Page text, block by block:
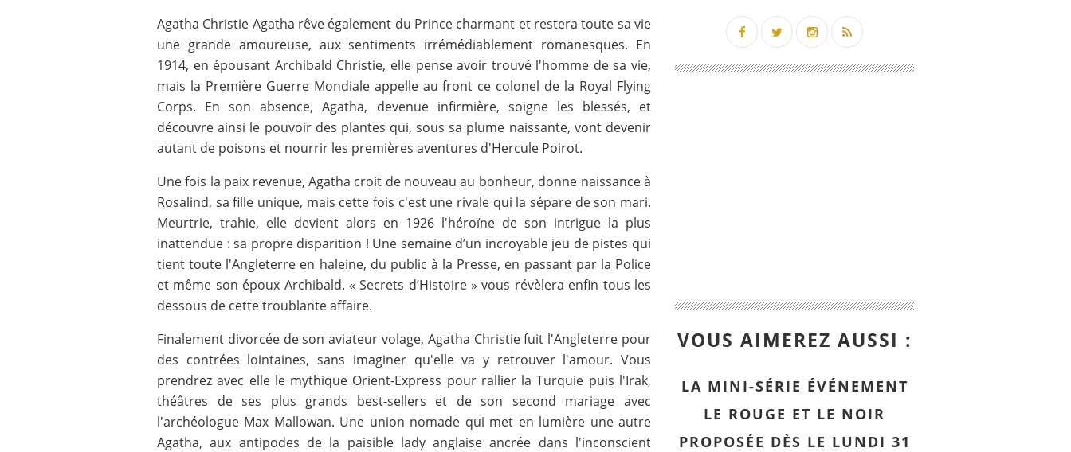
Agatha Christie Agatha rêve également du Prince charmant et restera toute sa vie
une grande amoureuse, aux sentiments irrémédiablement romanesques. En
1914, en épousant Archibald Christie, elle pense avoir trouvé l'homme de sa vie,
mais la Première Guerre Mondiale appelle au front ce colonel de la Royal Flying
Corps. En son absence, Agatha, devenue infirmière, soigne les blessés, et
découvre ainsi le pouvoir des plantes qui, sous sa plume naissante, vont devenir
autant de poisons et nourrir les premières aventures d'Hercule Poirot.
Une fois la paix revenue, Agatha croit de nouveau au bonheur, donne naissance à
Rosalind, sa fille unique, mais cette fois c'est une rivale qui la sépare de son mari.
Meurtrie, trahie, elle devient alors en 1926 l'héroïne de son intrigue la plus
inattendue : sa propre disparition ! Une semaine d’un incroyable jeu de pistes qui
tient toute l'Angleterre en haleine, du public à la Presse, en passant par la Police
et même son époux Archibald. « Secrets d’Histoire » vous révèlera enfin tous les
dessous de cette troublante affaire.
Finalement divorcée de son aviateur volage, Agatha Christie fuit l'Angleterre pour
des contrées lointaines, sans imaginer qu'elle va y retrouver l'amour. Vous
prendrez avec elle le mythique Orient-Express pour rallier la Turquie puis l'Irak,
théâtres de ses plus grands best-sellers et de son second mariage avec
l'archéologue Max Mallowan. Une union nomade qui met en lumière une autre
Agatha, aux antipodes de la paisible lady anglaise ancrée dans l'inconscient
VOUS AIMEREZ AUSSI :
LA MINI-SÉRIE ÉVÉNEMENT
LE ROUGE ET LE NOIR
PROPOSÉE DÈS LE LUNDI 31